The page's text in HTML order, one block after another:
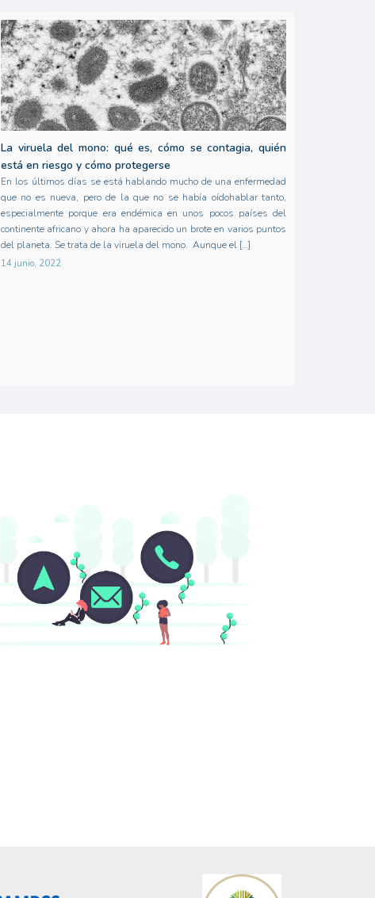
La viruela del mono: qué es, cómo se contagia, quién
está en riesgo y cómo protegerse
En los últimos días se está hablando mucho de una enfermedad
que no es nueva, pero de la que no se había oídohablar tanto,
especialmente porque era endémica en unos pocos países del
continente africano y ahora ha aparecido un brote en varios puntos
del planeta. Se trata de la viruela del mono. Aunque el […]
14 junio, 2022